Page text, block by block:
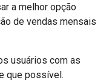
a melhor opção
de vendas mensais
usuários com as
que possível.